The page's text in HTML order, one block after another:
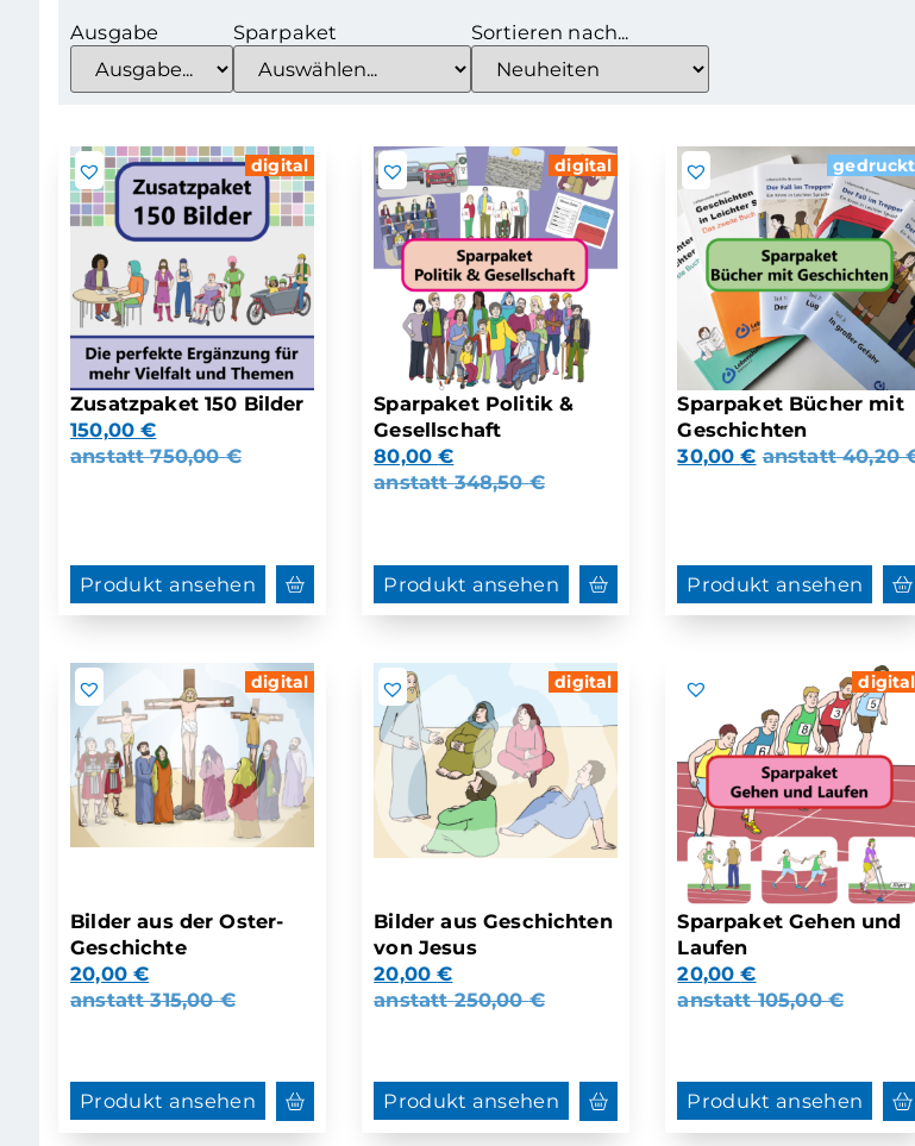
Ausgabe Sparpaket Sortieren nach...
digital
Zusatzpaket 150 Bilder
150,00€
anstatt750,00€
Produkt ansehen
digital
Sparpaket Politik &
Gesellschaft
80,00€
anstatt348,50€
Produkt ansehen
gedruckt
Sparpaket Bücher mit
Geschichten
30,00€ anstatt40,20
Produkt ansehen
digital
Bilder aus der Oster-
Geschichte
20,00€
anstatt315,00€
Produkt ansehen
digital
Bilder aus Geschichten
von Jesus
20,00€
anstatt250,00€
Produkt ansehen
digital
Sparpaket Gehen und
Laufen
20,00€
anstatt105,00€
Produkt ansehen